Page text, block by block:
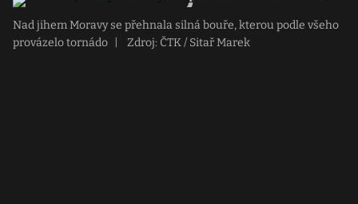
Nad jihem Moravy se přehnala silná bouře, kterou podle všeho
provázelo tornádo
Zdroj: ČTK / Sitař Marek